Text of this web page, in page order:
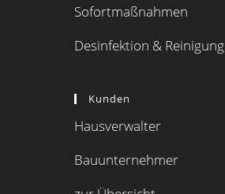
Sofortmaßnahmen
Desinfektion & Reinigung
Kunden
Hausverwalter
Bauunternehmer